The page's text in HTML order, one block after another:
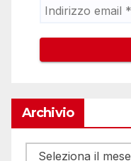
Archivio
Archivio